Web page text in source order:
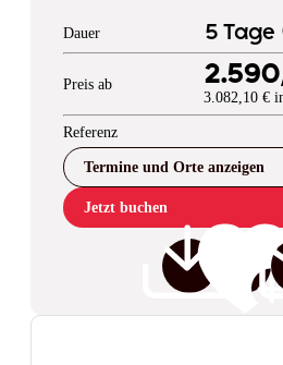
Dauer 5
Preis ab
3.082,10 €
Referenz
Termine und Orte anzeigen
Jetzt buchen